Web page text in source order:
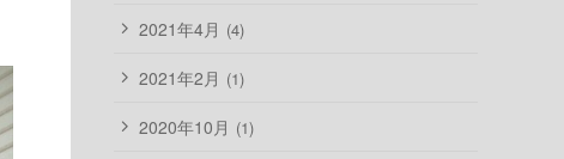
2021年4月 (4)
2021年2月 (1)
2020年10月 (1)